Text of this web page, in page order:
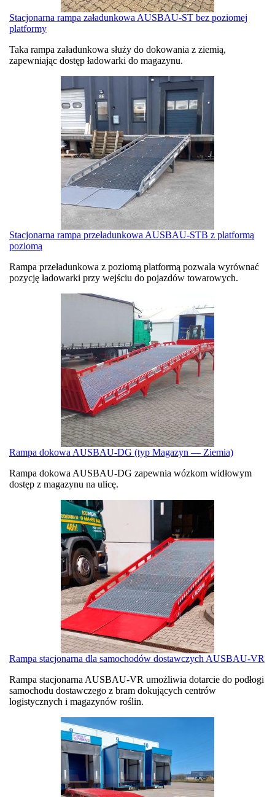
Stacjonarna rampa załadunkowa AUSBAU-ST bez poziomej
platformy
Taka rampa załadunkowa służy do dokowania z ziemią,
zapewniając dostęp ładowarki do magazynu.
Stacjonarna rampa przeładunkowa AUSBAU-STB z platformą
poziomą
Rampa przeładunkowa z poziomą platformą pozwala wyrównać
pozycję ładowarki przy wejściu do pojazdów towarowych.
Rampa dokowa AUSBAU-DG (typ Magazyn — Ziemia)
Rampa dokowa AUSBAU-DG zapewnia wózkom widłowym
dostęp z magazynu na ulicę.
Rampa stacjonarna dla samochodów dostawczych AUSBAU-VR
Rampa stacjonarna AUSBAU-VR umożliwia dotarcie do podłogi
samochodu dostawczego z bram dokujących centrów
logistycznych i magazynów roślin.